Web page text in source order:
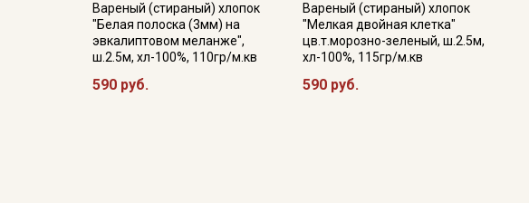
Вареный (стираный) хлопок
"Белая полоска (3мм) на
эвкалиптовом меланже",
ш.2.5м, хл-100%, 110гр/м.кв
590 руб.
Вареный (стираный) хлопок
"Мелкая двойная клетка"
цв.т.морозно-зеленый, ш.2.5м,
хл-100%, 115гр/м.кв
590 руб.